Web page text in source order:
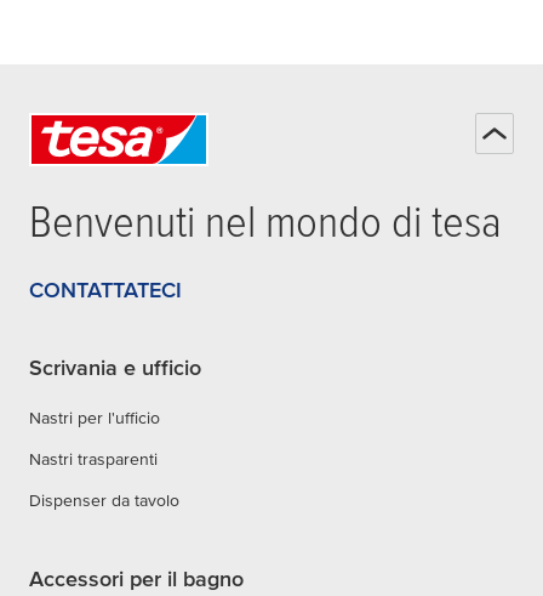
Benvenuti nel mondo di tesa
CONTATTATECI
Scrivania e ufficio
Nastri per l'ufficio
Nastri trasparenti
Dispenser da tavolo
Accessori per il bagno